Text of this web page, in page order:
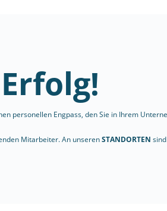
personellen Engpass, den Sie in Ihrem
Mitarbeiter. An unserenSTANDORTEN